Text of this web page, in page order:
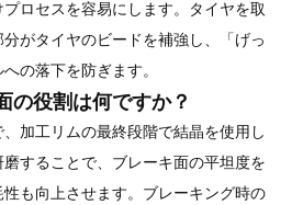
ロセスを容易にします。タイヤを取
がタイヤのビードを補強し、「げっ
の落下を防ぎます。
の役割は何ですか？
加工リムの最終段階で結晶を使用し
することで、ブレーキ面の平坦度を
も向上させます。ブレーキング時の